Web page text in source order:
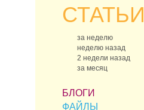
СТАТЬИ
за неделю
неделю назад
2 недели назад
за месяц
БЛОГИ
ФАЙЛЫ